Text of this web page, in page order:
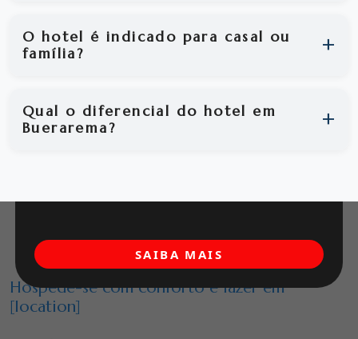
O hotel é indicado para casal ou
família?
Qual o diferencial do hotel em
Buerarema?
Hospede-se com conforto e lazer em
[location]
SAIBA MAIS